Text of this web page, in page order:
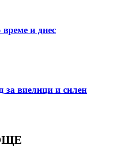
и днес
виелици и силен